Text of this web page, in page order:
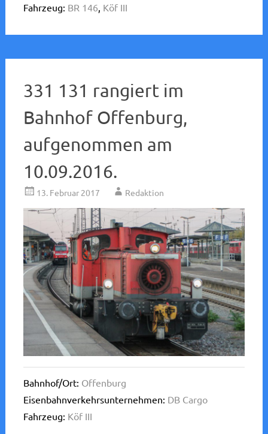
Fahrzeug: BR 146 Köf III
331 131 rangiert im
Bahnhof Offenburg,
aufgenommen am
10.09.2016.
13. Februar 2017 Redaktion
Bahnhof/Ort: Offenburg
Eisenbahnverkehrsunternehmen: DB Cargo
Fahrzeug: Köf III